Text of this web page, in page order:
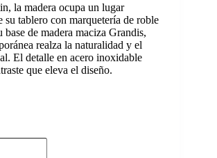
la madera ocupa un lugar
su tablero con marquetería de roble
base de madera maciza Grandis,
realza la naturalidad y el
El detalle en acero inoxidable
que eleva el diseño.